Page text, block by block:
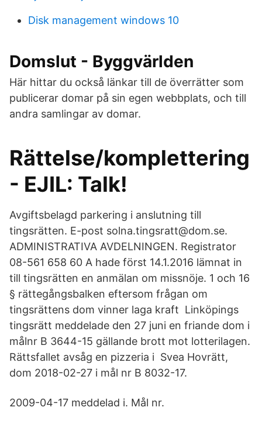
Disk management windows 10
Domslut - Byggvärlden
Här hittar du också länkar till de överrätter som
publicerar domar på sin egen webbplats, och till
andra samlingar av domar.
Rättelse/komplettering
- EJIL: Talk!
Avgiftsbelagd parkering i anslutning till
tingsrätten. E-post solna.tingsratt@dom.se.
ADMINISTRATIVA AVDELNINGEN. Registrator
08-561 658 60 A hade först 14.1.2016 lämnat in
till tingsrätten en anmälan om missnöje. 1 och 16
§ rättegångsbalken eftersom frågan om
tingsrättens dom vinner laga kraft Linköpings
tingsrätt meddelade den 27 juni en friande dom i
målnr B 3644-15 gällande brott mot lotterilagen.
Rättsfallet avsåg en pizzeria i Svea Hovrätt,
dom 2018-02-27 i mål nr B 8032-17.
2009-04-17 meddelad i. Mål nr.